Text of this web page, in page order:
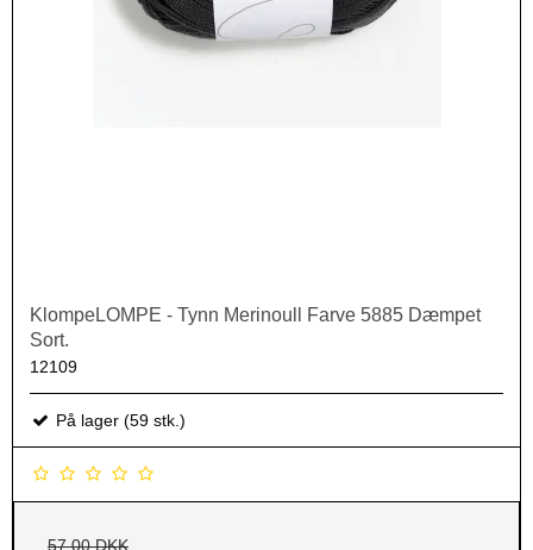
KlompeLOMPE - Tynn Merinoull Farve 5885 Dæmpet
Sort.
12109
På lager (59 stk.)
57,00 DKK